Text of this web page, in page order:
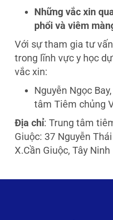
Những vắc xin
phổi và viêm
Với sự tham gia tư
trong lĩnh vực y học
vắc xin:
Nguyễn Ngọc
tâm Tiêm chủng
Địa chỉ: Trung tâm
Giuộc: 37 Nguyễn
X.Cần Giuộc, Tây Ninh